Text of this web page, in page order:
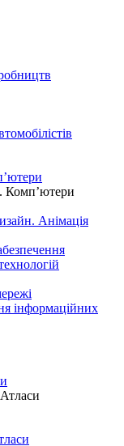
Комп’ютери
Анімація
інформаційних